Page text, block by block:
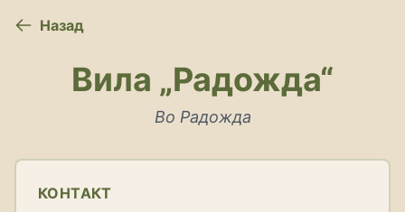
Назад
Вила „Радожда“
Во Радожда
КОНТАКТ